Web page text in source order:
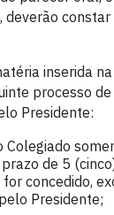
deverão
inserida
processo
Presidente:
Colegiado
de 5
concedido,
Presidente;